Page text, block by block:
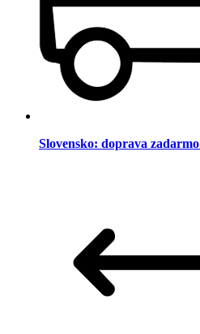
Slovensko: doprava zadarmo